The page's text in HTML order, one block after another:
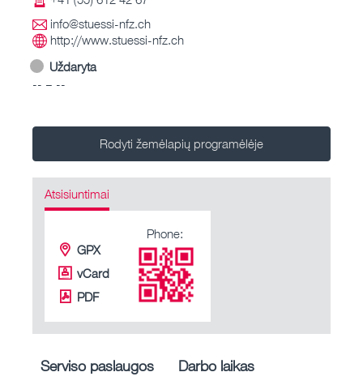
info@stuessi-nfz.ch
http://www.stuessi-nfz.ch
Uždaryta
-- – --
Rodyti žemėlapių programėlėje
Atsisiuntimai
GPX
vCard
PDF
Phone:
Serviso paslaugos Darbo laikas